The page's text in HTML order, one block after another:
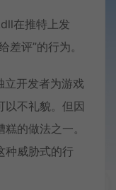
在推特上发
差评”的行为。
立开发者为游戏
以不礼貌。但因
的做法之一。
种威胁式的行